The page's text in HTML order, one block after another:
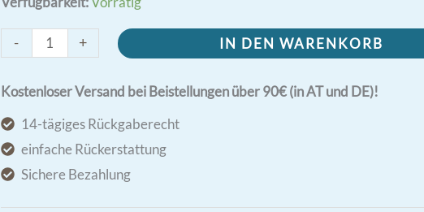
-
Rosenkranz-
spiralförmig
hämatitfarbig
Menge
+ IN DEN WARENKORB
Kostenloser Versand bei Beistellungen über 90€ (in AT und DE)!
14-tägiges Rückgaberecht
einfache Rückerstattung
Sichere Bezahlung